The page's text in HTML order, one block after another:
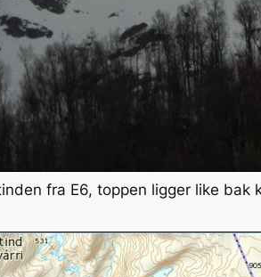
fra E6, toppen ligger like bak